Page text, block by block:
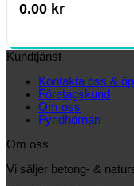
0.00 kr
Kundtjänst
Kontakta oss &
Företagskund
Om oss
Fyndhörnan
Om oss
Vi säljer betong- &